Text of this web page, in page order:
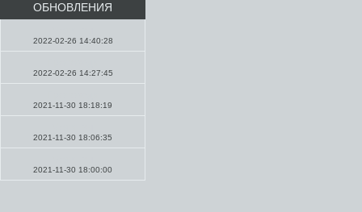
ОБНОВЛЕНИЯ
2022-02-26 14:40:28
2022-02-26 14:27:45
2021-11-30 18:18:19
2021-11-30 18:06:35
2021-11-30 18:00:00